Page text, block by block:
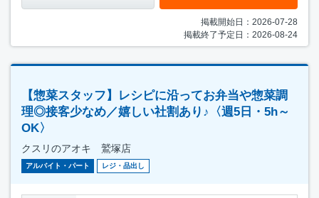
掲載開始日：2026-07-28
掲載終了予定日：2026-08-24
【惣菜スタッフ】レシピに沿ってお弁当や惣菜調
理◎接客少なめ／嬉しい社割あり♪〈週5日・5h～
OK〉
クスリのアオキ 鷲塚店
アルバイト・パート レジ・品出し